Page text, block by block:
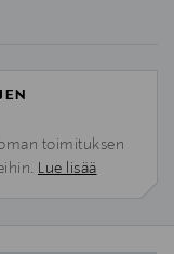
toimituksen
Lue lisää